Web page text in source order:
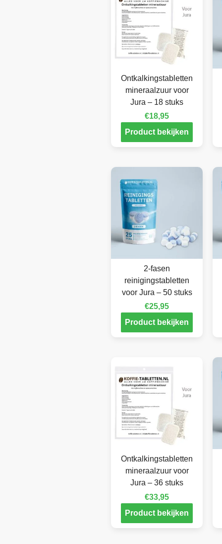
Ontkalkingstabletten
mineraalzuur voor
Jura – 18 stuks
€18,95
Product bekijken
2-fasen
reinigingstabletten
voor Jura – 50 stuks
€25,95
Product bekijken
Ontkalkingstabletten
mineraalzuur voor
Jura – 36 stuks
€33,95
Product bekijken